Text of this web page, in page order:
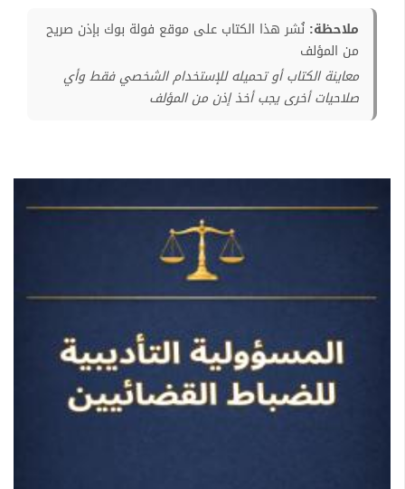
ملاحظة: نُشر هذا الكتاب على موقع فولة بوك بإذن صريح
من المؤلف
معاينة الكتاب أو تحميله للإستخدام الشخصي فقط وأي
صلاحيات أخرى يجب أخذ إذن من المؤلف